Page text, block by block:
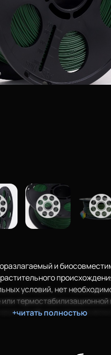
и
условий, нет
термостабилизационной
объекты практически
+читать полностью